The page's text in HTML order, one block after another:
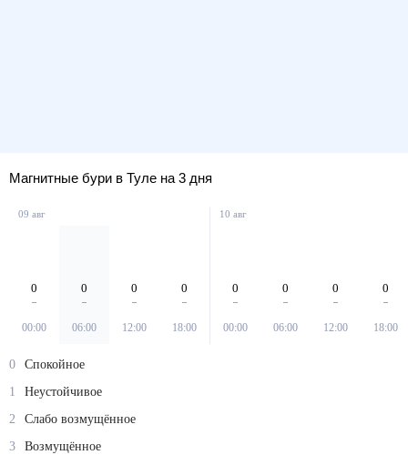
Магнитные бури в Туле на 3 дня
09 авг
0
00:00
0
06:00
0
12:00
0
18:00
10 авг
0
00:00
0
06:00
0
12:00
0
18:00
0
Спокойное
1
Неустойчивое
2
Слабо возмущённое
3
Возмущённое